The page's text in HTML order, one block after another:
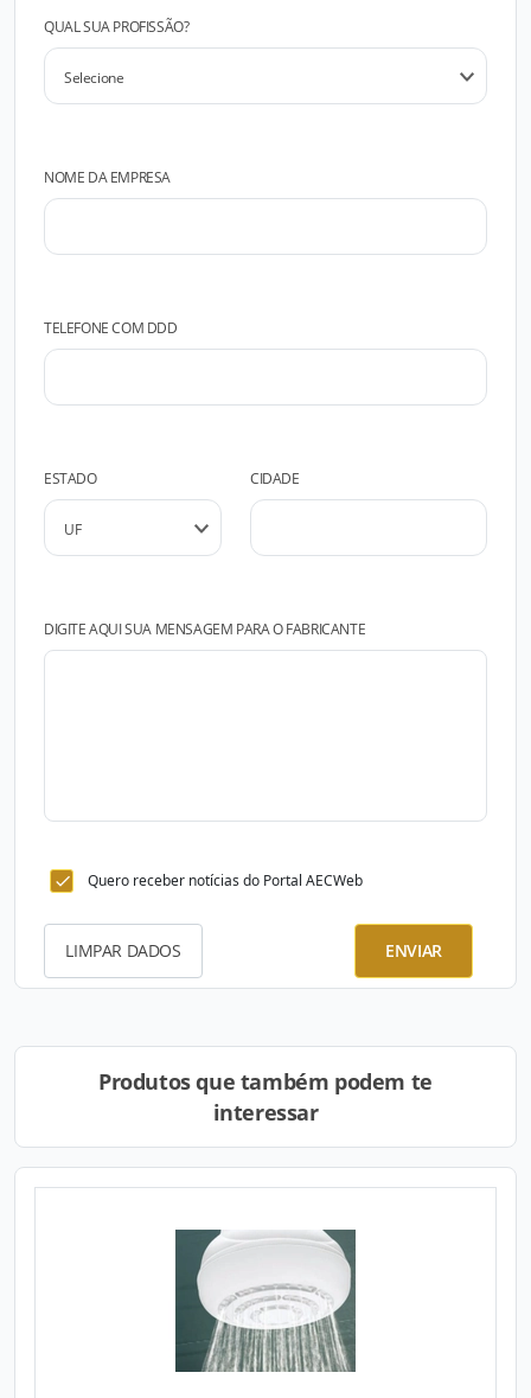
QUAL SUA PROFISSÃO?
NOME DA EMPRESA
TELEFONE COM DDD
ESTADO CIDADE
DIGITE AQUI SUA MENSAGEM PARA O FABRICANTE
Quero receber notícias do Portal AECWeb
LIMPAR DADOS ENVIAR
Produtos que também podem te
interessar